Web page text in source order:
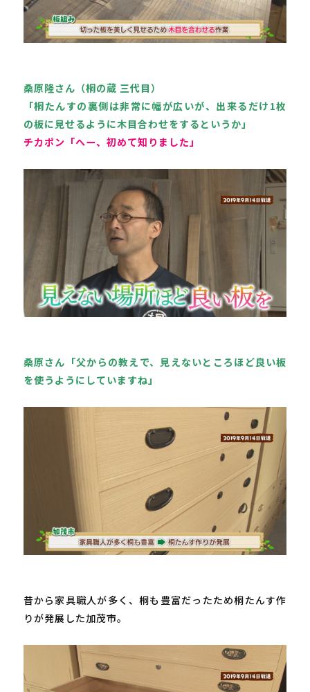
桑原隆さん（桐の蔵 三代目）
「桐たんすの裏側は非常に幅が広いが、出来るだけ1枚
の板に見せるように木目合わせをするというか」
チカポン「へー、初めて知りました」
桑原さん「父からの教えで、見えないところほど良い板
を使うようにしていますね」
昔から家具職人が多く、桐も豊富だったため桐たんす作
りが発展した加茂市。